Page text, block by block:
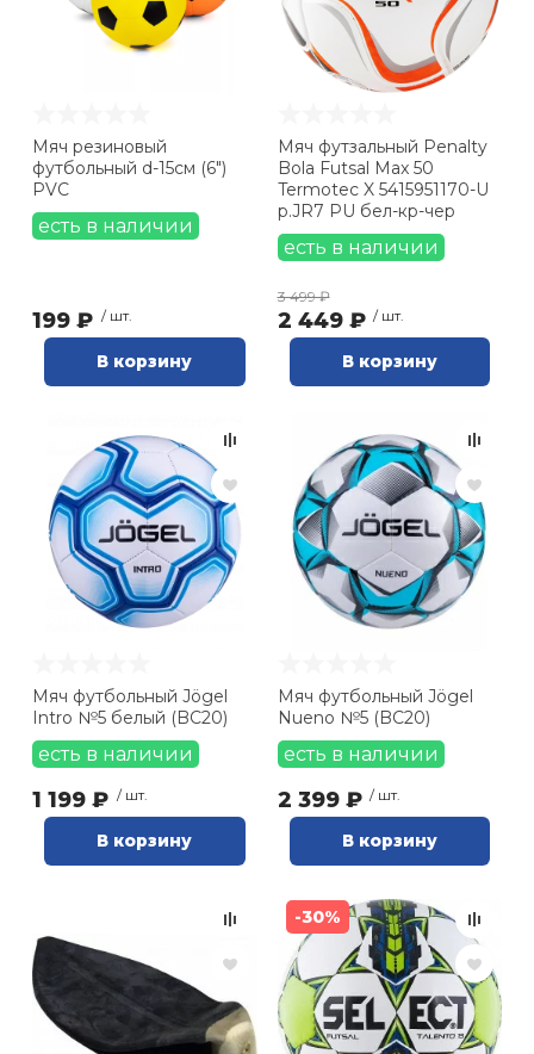
Мяч резиновый
футбольный d-15см (6")
PVC
есть в наличии
199 ₽ / шт.
В корзину
Мяч футзальный Penalty
Bola Futsal Max 50
Termotec X 5415951170-U
р.JR7 PU бел-кр-чер
есть в наличии
3 499 ₽
2 449 ₽ / шт.
В корзину
Мяч футбольный Jögel
Intro №5 белый (BC20)
есть в наличии
1 199 ₽ / шт.
В корзину
Мяч футбольный Jögel
Nueno №5 (BC20)
есть в наличии
2 399 ₽ / шт.
В корзину
-30%